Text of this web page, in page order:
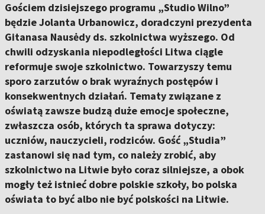
Gościem dzisiejszego programu „Studio Wilno”
będzie Jolanta Urbanowicz, doradczyni prezydenta
Gitanasa Nausėdy ds. szkolnictwa wyższego. Od
chwili odzyskania niepodległości Litwa ciągle
reformuje swoje szkolnictwo. Towarzyszy temu
sporo zarzutów o brak wyraźnych postępów i
konsekwentnych działań. Tematy związane z
oświatą zawsze budzą duże emocje społeczne,
zwłaszcza osób, których ta sprawa dotyczy:
uczniów, nauczycieli, rodziców. Gość „Studia”
zastanowi się nad tym, co należy zrobić, aby
szkolnictwo na Litwie było coraz silniejsze, a obok
mogły też istnieć dobre polskie szkoły, bo polska
oświata to być albo nie być polskości na Litwie.